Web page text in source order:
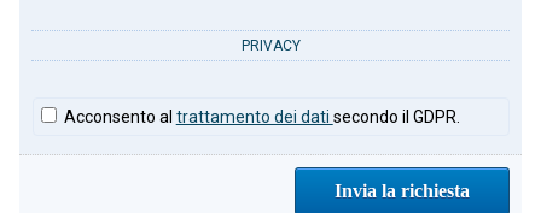
PRIVACY
Acconsento al trattamento dei dati secondo il GDPR.